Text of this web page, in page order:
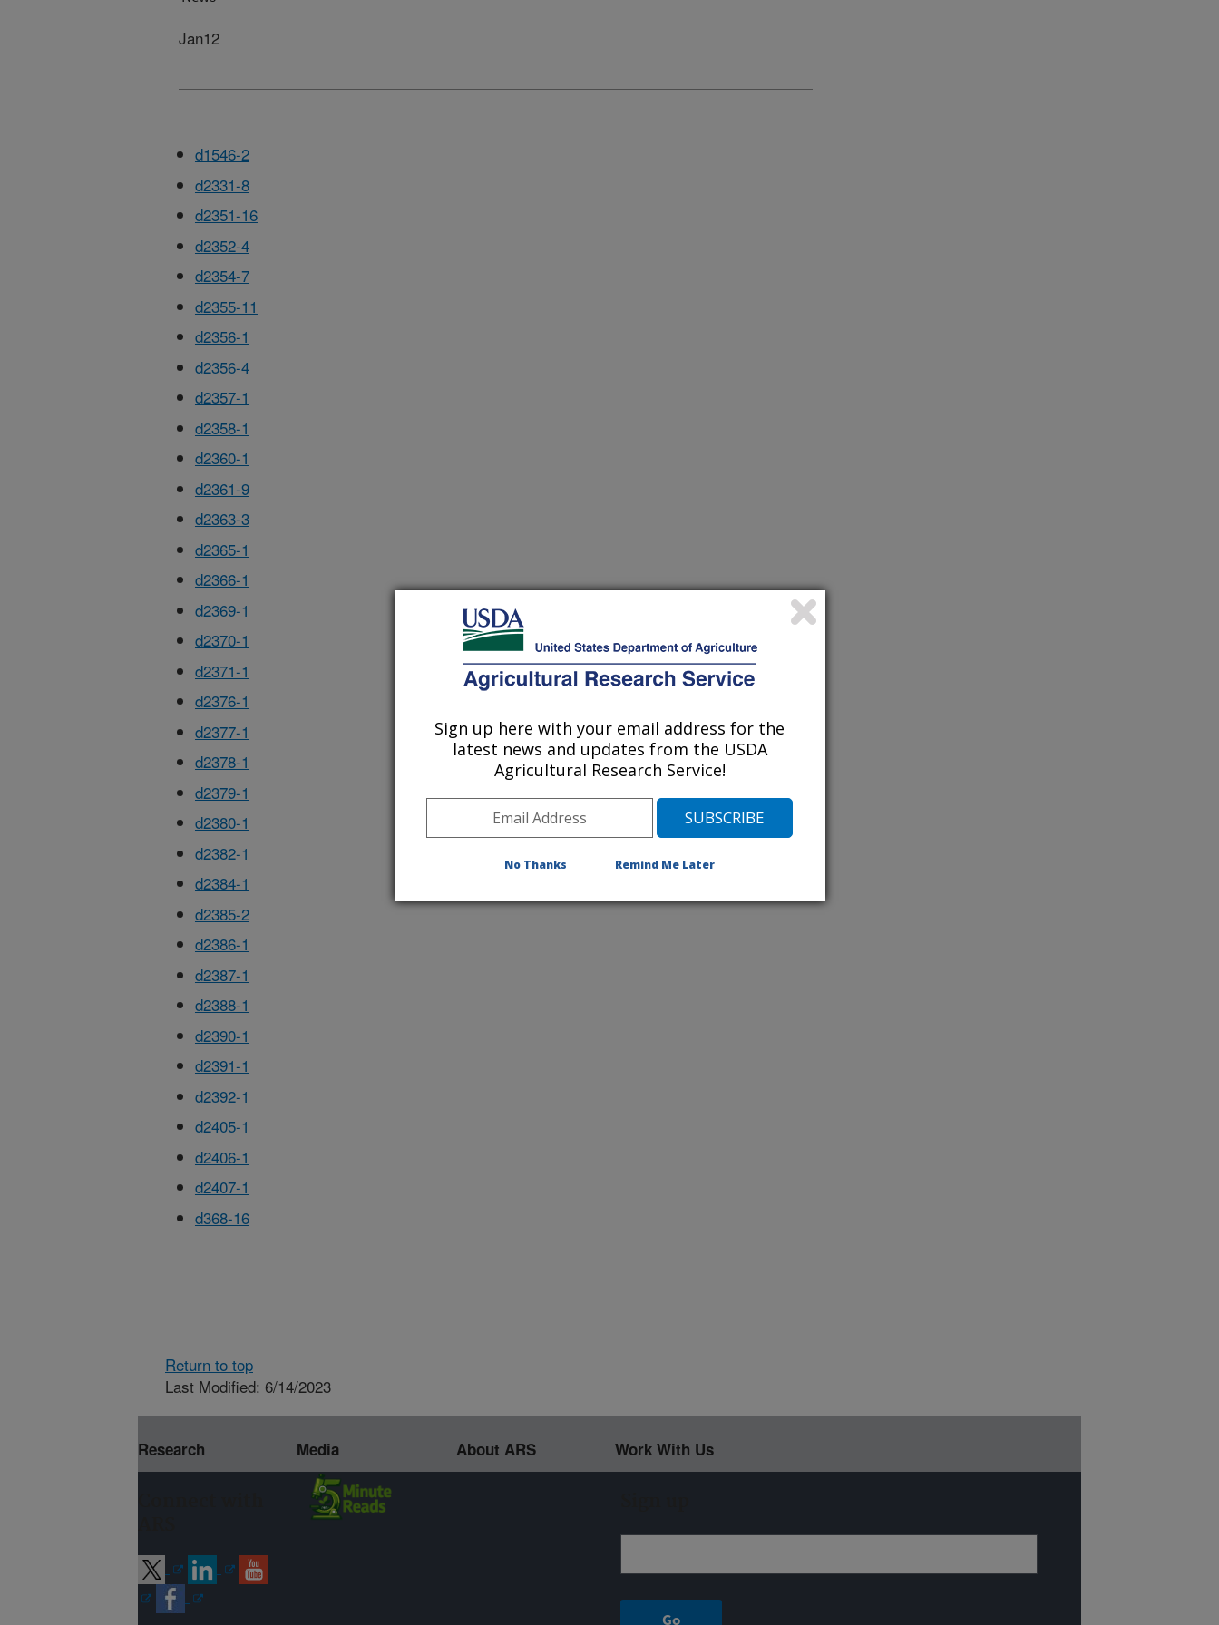
Jan12
d1546-2
d2331-8
d2351-16
d2352-4
d2354-7
d2355-11
d2356-1
d2356-4
d2357-1
d2358-1
d2360-1
d2361-9
d2363-3
d2365-1
d2366-1
d2369-1
d2370-1
d2371-1
d2376-1
d2377-1
d2378-1
d2379-1
d2380-1
d2382-1
d2384-1
d2385-2
d2386-1
d2387-1
d2388-1
d2390-1
d2391-1
d2392-1
d2405-1
d2406-1
d2407-1
d368-16
Return to top
Last Modified: 6/14/2023
Research Media About ARS Work With Us
Sign up here with your email address for the
latest news and updates from the USDA
Agricultural Research Service!
No Thanks Remind Me Later